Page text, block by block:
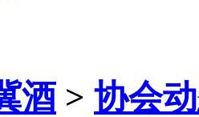
酒 > 协会